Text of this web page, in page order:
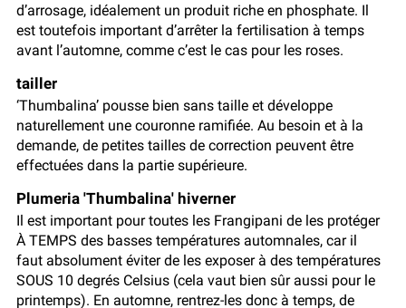
d’arrosage, idéalement un produit riche en phosphate. Il
est toutefois important d’arrêter la fertilisation à temps
avant l’automne, comme c’est le cas pour les roses.
tailler
‘Thumbalina’ pousse bien sans taille et développe
naturellement une couronne ramifiée. Au besoin et à la
demande, de petites tailles de correction peuvent être
effectuées dans la partie supérieure.
Plumeria 'Thumbalina' hiverner
Il est important pour toutes les Frangipani de les protéger
À TEMPS des basses températures automnales, car il
faut absolument éviter de les exposer à des températures
SOUS 10 degrés Celsius (cela vaut bien sûr aussi pour le
printemps). En automne, rentrez-les donc à temps, de